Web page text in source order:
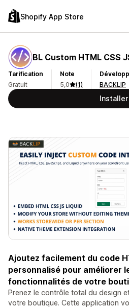
Shopify App Store
BL Custom HTML CSS
Tarification
Gratuit
Note
5,0
(1)
BACKLIP
Installer
Ajoutez facilement du code
personnalisé pour améliorer
fonctionnalités de votre
Prenez le contrôle total du design
votre boutique. Cette application